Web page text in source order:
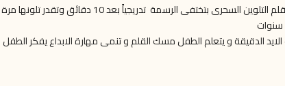
الرسمة تدريجياً بعد 10 دقائق وتقدر تلونها مرة تانية
الدقيقة و يتعلم الطفل مسك القلم و تنمى مهارة الابداع يفكر الطفل